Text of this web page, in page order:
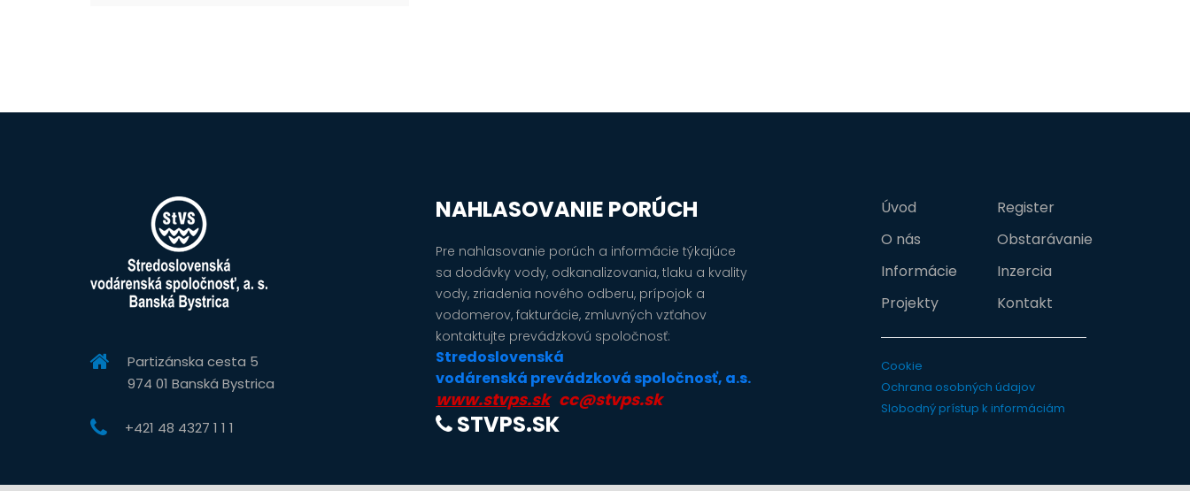
Partizánska cesta 5
974 01 Banská Bystrica
+421 48 4327 1 1 1
NAHLASOVANIE PORÚCH
Pre nahlasovanie porúch a informácie týkajúce
sa dodávky vody, odkanalizovania, tlaku a kvality
vody, zriadenia nového odberu, prípojok a
vodomerov, fakturácie, zmluvných vzťahov
kontaktujte prevádzkovú spoločnosť:
Stredoslovenská
vodárenská prevádzková spoločnosť, a.s.
www.stvps.sk cc@stvps.sk
STVPS.SK
Úvod
O nás
Informácie
Projekty
Register
Obstarávanie
Inzercia
Kontakt
Cookie
Ochrana osobných údajov
Slobodný prístup k informáciám